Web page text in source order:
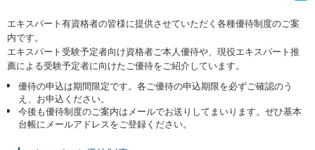
エキスパート有資格者の皆様に提供させていただく各種優待制度のご案
内です。
エキスパート受験予定者向け資格者ご本人優待や、現役エキスパート推
薦による受験予定者に向けたご優待をご紹介しています。
優待の申込は期間限定です。各ご優待の申込期限を必ずご確認のう
え、お申込ください。
今後も優待制度のご案内はメールでお送りしてまいります。ぜひ基本
台帳にメールアドレスをご登録ください。